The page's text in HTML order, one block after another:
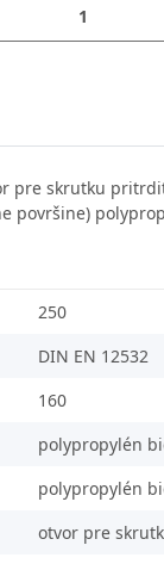
pre skrutku
250
DIN EN 12532
160
polypropylén
polypropylén
otvor pre